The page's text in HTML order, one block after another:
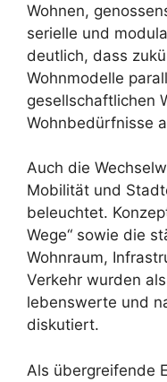
Wohnen,
serielle und
deutlich, dass
Wohnmodelle
gesellschaftlichen
Wohnbedürfnisse
Auch die
Mobilität und
beleuchtet.
Wege“ sowie die
Wohnraum,
Verkehr wurden
lebenswerte und
diskutiert.
Als übergreifende